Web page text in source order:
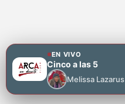
EN VIVO
Cinco a las 5
Melissa Lazarus